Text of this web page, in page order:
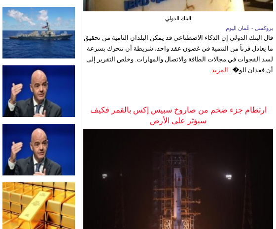
البنك الدولي
بروكسل - عُمان اليوم
قال البنك الدولي إن الذكاء الاصطناعي قد يمكن البلدان النامية من تحقيق
ما يعادل قرناً من التنمية في غضون عقد واحد، شريطة أن تتحرك بسرعة
لسد الفجوات في مجالات الطاقة والاتصال والمهارات. وخلص التقرير إلى
أن فقدان الو�... المزيد
ارتطام جزء ضخم من صاروخ سبيس إكس بالقمر فكيف
سيؤثر على الأرض